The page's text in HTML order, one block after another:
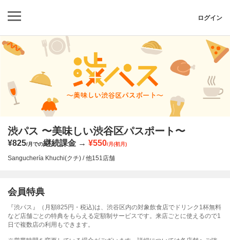
ログイン
渋パス 〜美味しい渋谷区パスポート〜
¥825/月での継続課金 ¥550/月(初月)
Sanguchería Khuchi(クチ) / 他151店舗
会員特典
『渋パス』（月額825円・税込)は、渋谷区内の対象飲食店でドリンク1杯無料
など店舗ごとの特典をもらえる定額制サービスです。来店ごとに使えるので1
日で複数店の利用もできます。